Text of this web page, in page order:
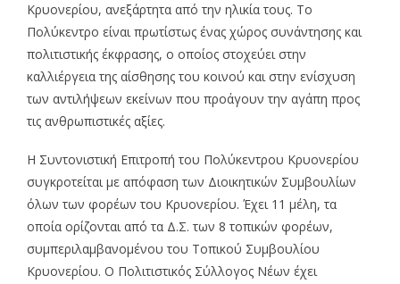
Κρυονερίου, ανεξάρτητα από την ηλικία τους. Το
Πολύκεντρο είναι πρωτίστως ένας χώρος συνάντησης και
πολιτιστικής έκφρασης, ο οποίος στοχεύει στην
καλλιέργεια της αίσθησης του κοινού και στην ενίσχυση
των αντιλήψεων εκείνων που προάγουν την αγάπη προς
τις ανθρωπιστικές αξίες.
Η Συντονιστική Επιτροπή του Πολύκεντρου Κρυονερίου
συγκροτείται με απόφαση των Διοικητικών Συμβουλίων
όλων των φορέων του Κρυονερίου. Έχει 11 μέλη, τα
οποία ορίζονται από τα Δ.Σ. των 8 τοπικών φορέων,
συμπεριλαμβανομένου του Τοπικού Συμβουλίου
Κρυονερίου. Ο Πολιτιστικός Σύλλογος Νέων έχει